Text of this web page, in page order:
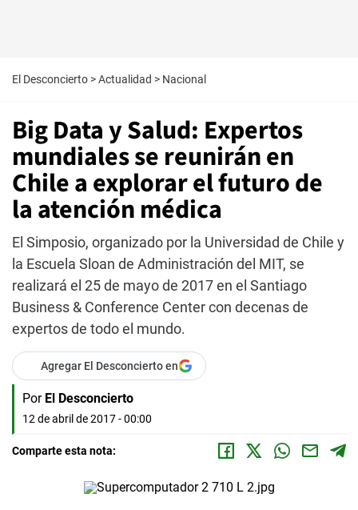
El Desconcierto >Actualidad > Nacional
Big Data y Salud: Expertos
mundiales se reunirán en
Chile a explorar el futuro de
la atención médica
El Simposio, organizado por la Universidad de Chile y
la Escuela Sloan de Administración del MIT, se
realizará el 25 de mayo de 2017 en el Santiago
Business & Conference Center con decenas de
expertos de todo el mundo.
Agregar El Desconcierto en
Por El Desconcierto
12 de abril de 2017 - 00:00
Comparte esta nota: